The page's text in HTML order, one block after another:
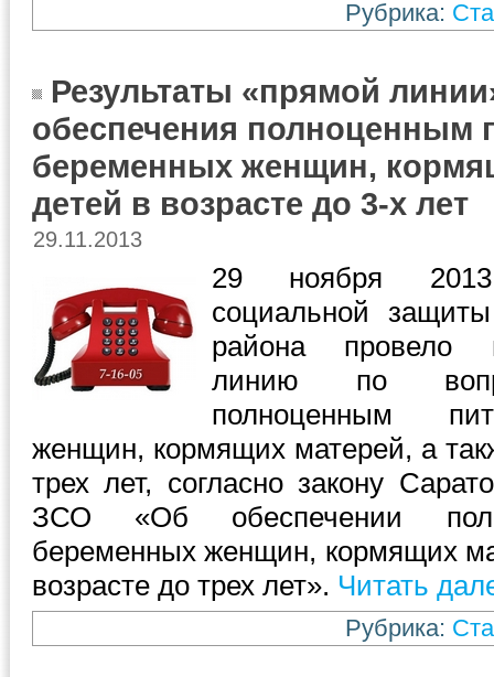
Рубрика:
Результаты «прямой
обеспечения полноценным
беременных женщин,
детей в возрасте до 3-х лет
29.11.2013
29 ноября
социальной
района провело
линию по
полноценным
женщин, кормящих матерей, а
трех лет, согласно закону
ЗСО «Об обеспечении
беременных женщин, кормящих
возрасте до трех лет». Читать
Рубрика: